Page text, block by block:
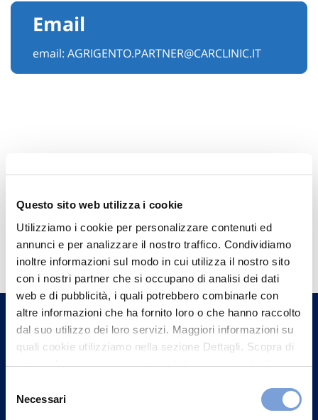
Questo sito web utilizza i cookie
Utilizziamo i cookie per personalizzare contenuti ed
annunci e per analizzare il nostro traffico. Condividiamo
inoltre informazioni sul modo in cui utilizza il nostro sito
con i nostri partner che si occupano di analisi dei dati
web e di pubblicità, i quali potrebbero combinarle con
altre informazioni che ha fornito loro o che hanno raccolto
dal suo utilizzo dei loro servizi. Maggiori informazioni su
quali cookie utilizziamo nella sezione Dettagli. Scopra di
più su chi siamo, come può contattarci e come trattiamo i
può trovare nel footer del sito nella sezione "Informativa
delNecessari
Email
email: AGRIGENTO.PARTNER@CARCLINIC.IT
Hai bisogno di
informazioni?
Trova l'Agenzia più vicina a te e parla con
un nostro Agente.
Contattaci